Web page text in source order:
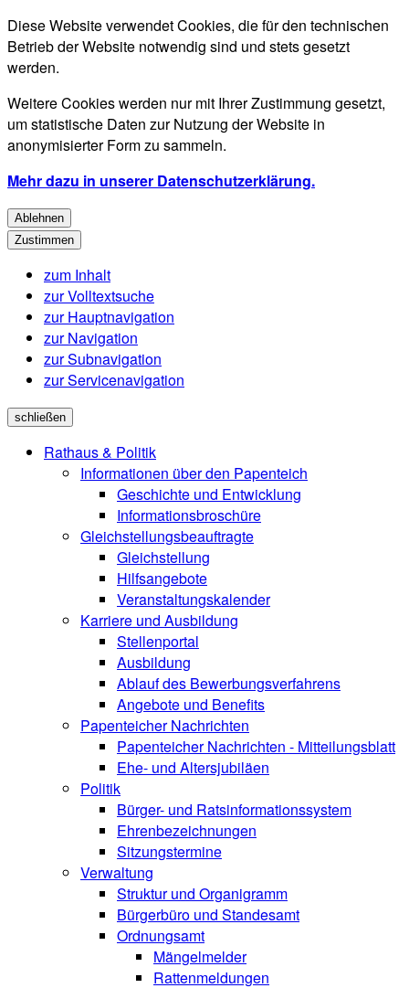
Diese Website verwendet Cookies, die für den technischen
Betrieb der Website notwendig sind und stets gesetzt
werden.
Weitere Cookies werden nur mit Ihrer Zustimmung gesetzt,
um statistische Daten zur Nutzung der Website in
anonymisierter Form zu sammeln.
Mehr dazu in unserer Datenschutzerklärung.
Ablehnen
Zustimmen
zum Inhalt
zur Volltextsuche
zur Hauptnavigation
zur Navigation
zur Subnavigation
zur Servicenavigation
schließen
Rathaus & Politik
Informationen über den Papenteich
Geschichte und Entwicklung
Informationsbroschüre
Gleichstellungsbeauftragte
Gleichstellung
Hilfsangebote
Veranstaltungskalender
Karriere und Ausbildung
Stellenportal
Ausbildung
Ablauf des Bewerbungsverfahrens
Angebote und Benefits
Papenteicher Nachrichten
Papenteicher Nachrichten - Mitteilungsblatt
Ehe- und Altersjubiläen
Politik
Bürger- und Ratsinformationssystem
Ehrenbezeichnungen
Sitzungstermine
Verwaltung
Struktur und Organigramm
Bürgerbüro und Standesamt
Ordnungsamt
Mängelmelder
Rattenmeldungen